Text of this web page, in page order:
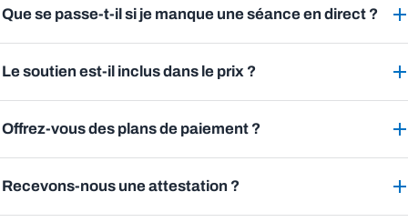
Que se passe-t-il si je manque une séance en direct ?
Le soutien est-il inclus dans le prix ?
Offrez-vous des plans de paiement ?
Recevons-nous une attestation ?